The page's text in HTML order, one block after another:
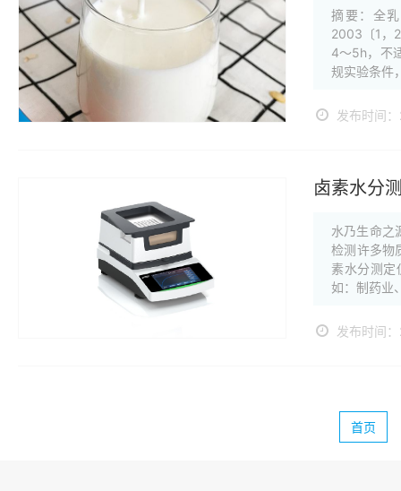
摘要：全
2003〔1，
4～5h，不
规实验条件
发布时间
卤素水分
水乃生命之
检测许多物
素水分测定
如：制药业
发布时间
首页